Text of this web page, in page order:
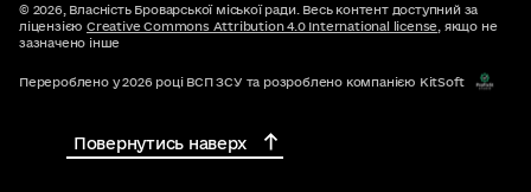
© 2026, Власність Броварської міської ради. Весь контент доступний за
ліцензією Creative Commons Attribution 4.0 International license , якщо не
зазначено інше
Перероблено у 2026 році ВСП ЗСУ та розроблено компанією KitSoft
Повернутись наверх